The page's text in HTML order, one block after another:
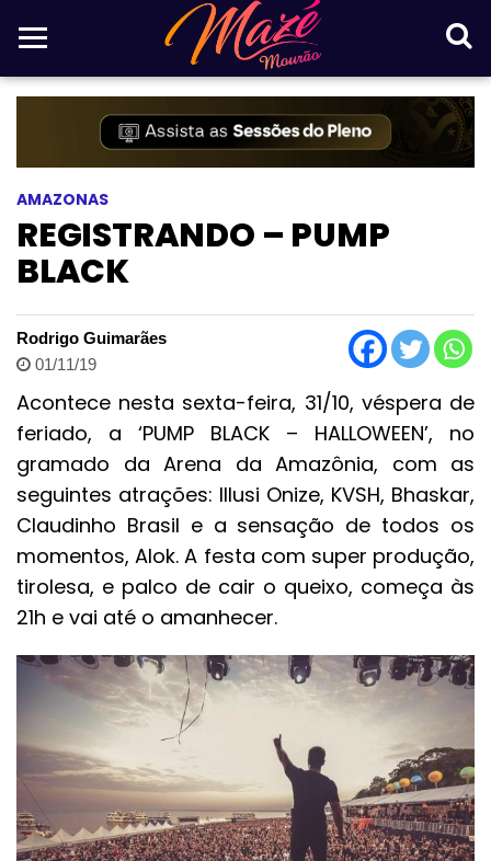
AMAZONAS
REGISTRANDO – PUMP
BLACK
Rodrigo Guimarães
01/11/19
Acontece nesta sexta-feira, 31/10, véspera de
feriado, a ‘PUMP BLACK – HALLOWEEN’, no
gramado da Arena da Amazônia, com as
seguintes atrações: Illusi Onize, KVSH, Bhaskar,
Claudinho Brasil e a sensação de todos os
momentos, Alok. A festa com super produção,
tirolesa, e palco de cair o queixo, começa às
21h e vai até o amanhecer.